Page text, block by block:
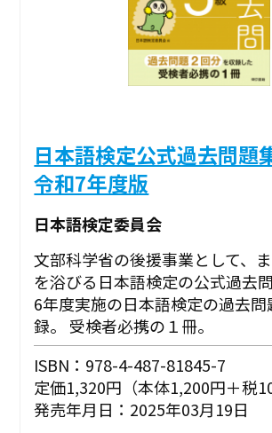
日本語検定公式過去問
令和7年度版
日本語検定委員会
文部科学省の後援事業として、
を浴びる日本語検定の公式過去
6年度実施の日本語検定の過去
録。 受検者必携の１冊。
ISBN：978-4-487-81845-7
定価1,320円（本体1,200円＋税
発売年月日：2025年03月19日